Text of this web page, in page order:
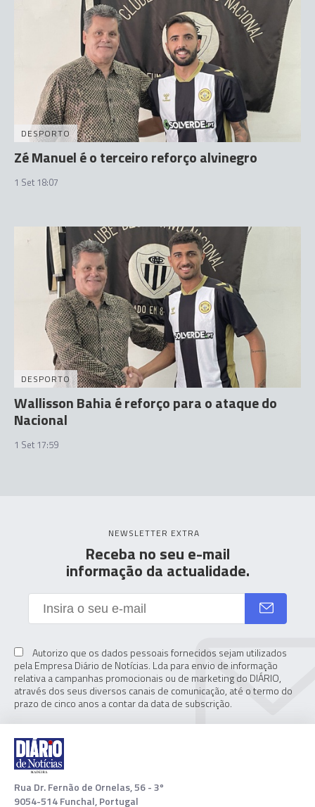
DESPORTO
Zé Manuel é o terceiro reforço alvinegro
1 Set 18:07
DESPORTO
Wallisson Bahia é reforço para o ataque do
Nacional
1 Set 17:59
NEWSLETTER EXTRA
Receba no seu e-mail
informação da actualidade.
Autorizo que os dados pessoais fornecidos sejam utilizados
pela Empresa Diário de Notícias. Lda para envio de informação
relativa a campanhas promocionais ou de marketing do DIÁRIO,
através dos seus diversos canais de comunicação, até o termo do
prazo de cinco anos a contar da data de subscrição.
Rua Dr. Fernão de Ornelas, 56 - 3º
9054-514 Funchal, Portugal